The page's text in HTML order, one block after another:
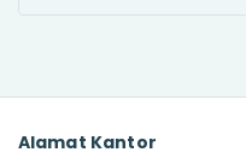
Alamat Kantor